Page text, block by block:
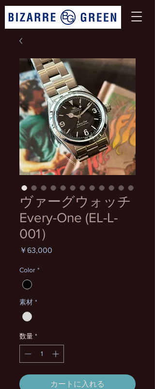
ヴァーグウォッチ
Every-One (EL-L-
001）
￥63,000
Color *
素材 *
数量 *
カートに入れる